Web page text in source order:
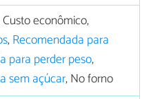
Custo econômico,
,Recomendada para
para perder peso,
sem açúcar, No forno